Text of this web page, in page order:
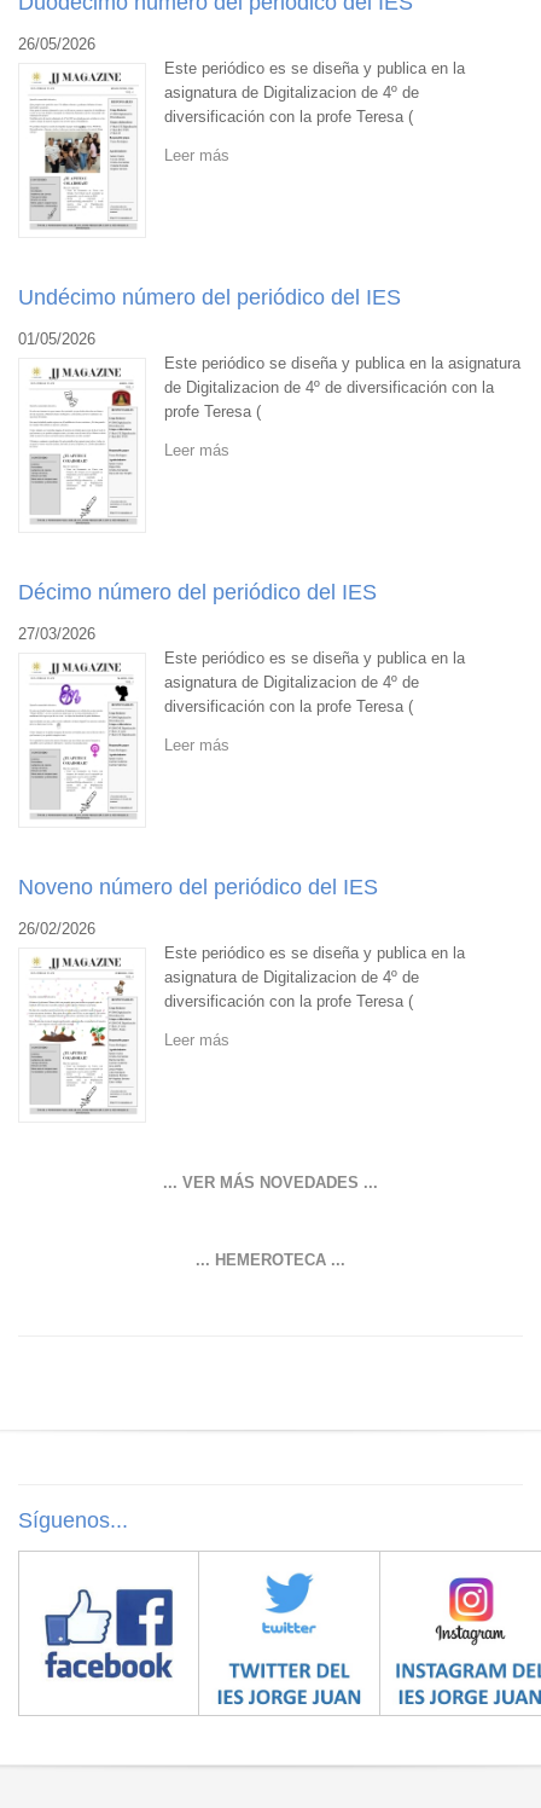
26/05/2026
Este periódico es se diseña y publica en la
asignatura de Digitalizacion de 4º de
diversificación con la profe Teresa (
Leer más
Undécimo número del periódico del IES
01/05/2026
Este periódico se diseña y publica en la asignatura
de Digitalizacion de 4º de diversificación con la
profe Teresa (
Leer más
Décimo número del periódico del IES
27/03/2026
Este periódico es se diseña y publica en la
asignatura de Digitalizacion de 4º de
diversificación con la profe Teresa (
Leer más
Noveno número del periódico del IES
26/02/2026
Este periódico es se diseña y publica en la
asignatura de Digitalizacion de 4º de
diversificación con la profe Teresa (
Leer más
... VER MÁS NOVEDADES ...
... HEMEROTECA ...
Síguenos...